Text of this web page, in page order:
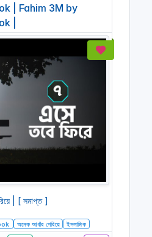
| Fahim 3M by
|
| [ সমাপ্ত ]
অনেক আধাঁর পেরিয়ে ইসলামিক